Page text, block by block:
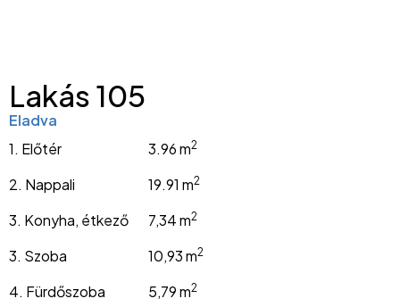
Lakás 105
Eladva
1. Előtér
3.96 m2
2. Nappali 19.91 m2
3. Konyha, étkező 7,34 m2
3. Szoba 10,93 m2
4. Fürdőszoba 5,79 m2